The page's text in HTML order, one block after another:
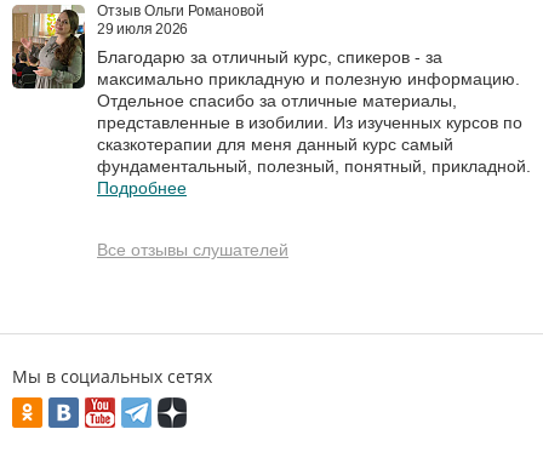
Отзыв Ольги Романовой
29 июля 2026
Благодарю за отличный курс, спикеров - за
максимально прикладную и полезную информацию.
Отдельное спасибо за отличные материалы,
представленные в изобилии. Из изученных курсов по
сказкотерапии для меня данный курс самый
фундаментальный, полезный, понятный, прикладной.
Подробнее
Все отзывы слушателей
Мы в социальных сетях